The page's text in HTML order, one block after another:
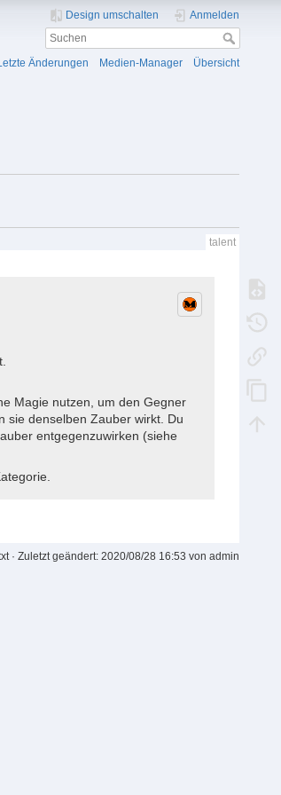
Design umschalten Anmelden
Änderungen Medien-Manager Übersicht
talent
Magie nutzen, um den Gegner
sie denselben Zauber wirkt. Du
entgegenzuwirken (siehe
· Zuletzt geändert:2020/08/28 16:53 vonadmin